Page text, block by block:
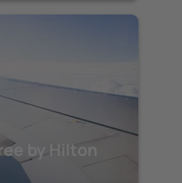
by Hilton